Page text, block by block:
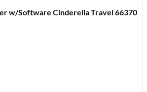
w/Software Cinderella Travel 66370